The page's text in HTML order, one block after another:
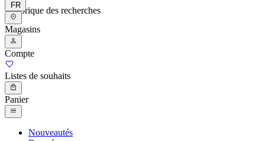
Historique des recherches
FR
Magasins
Compte
Listes de souhaits
Panier
Nouveautés